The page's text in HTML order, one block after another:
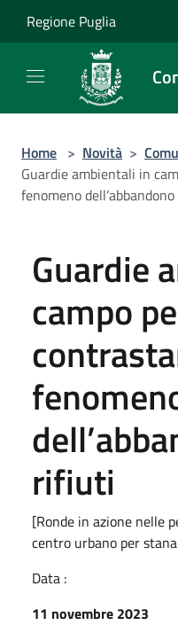
Regione Puglia
Home > Novità >
Guardie ambientali in
fenomeno
Guardie
campo
rifiuti
[Ronde in azione nelle
centro urbano per
Data :
11 novembre 2023